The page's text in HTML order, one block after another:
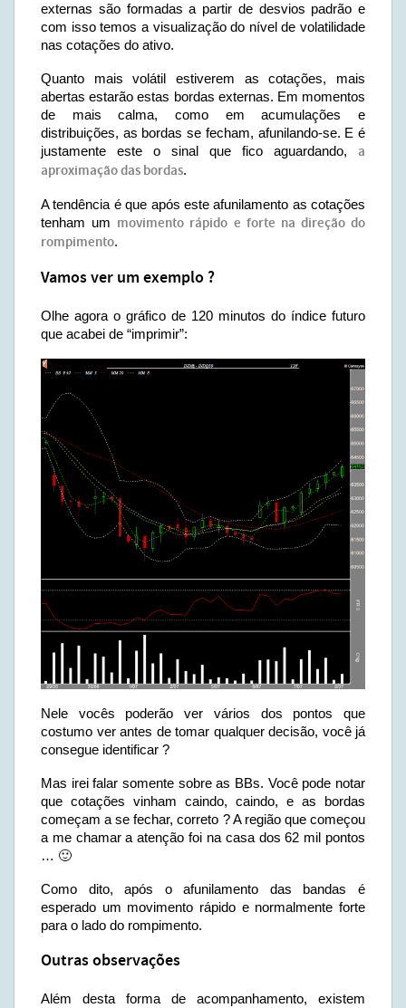
externas são formadas a partir de desvios padrão e
com isso temos a visualização do nível de volatilidade
nas cotações do ativo.
Quanto mais volátil estiverem as cotações, mais
abertas estarão estas bordas externas. Em momentos
de mais calma, como em acumulações e
distribuições, as bordas se fecham, afunilando-se. E é
justamente este o sinal que fico aguardando, a
aproximação das bordas.
A tendência é que após este afunilamento as cotações
tenham um movimento rápido e forte na direção do
rompimento.
Vamos ver um exemplo ?
Olhe agora o gráfico de 120 minutos do índice futuro
que acabei de “imprimir”:
Nele vocês poderão ver vários dos pontos que
costumo ver antes de tomar qualquer decisão, você já
consegue identificar ?
Mas irei falar somente sobre as BBs. Você pode notar
que cotações vinham caindo, caindo, e as bordas
começam a se fechar, correto ? A região que começou
a me chamar a atenção foi na casa dos 62 mil pontos
… 🙂
Como dito, após o afunilamento das bandas é
esperado um movimento rápido e normalmente forte
para o lado do rompimento.
Outras observações
Além desta forma de acompanhamento, existem